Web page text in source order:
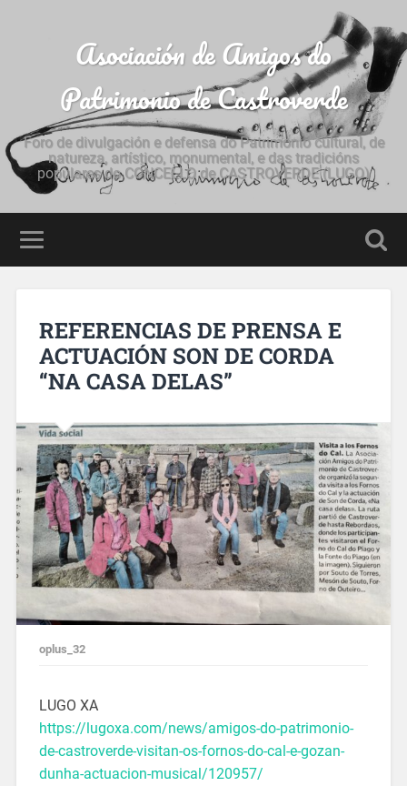
Asociación de Amigos do
Patrimonio de Castroverde
Foro de divulgación e defensa do Patrimonio cultural, de
natureza, artístico, monumental, e das tradicións
populares do CONCELLO de CASTROVERDE (LUGO)
REFERENCIAS DE PRENSA E
ACTUACIÓN SON DE CORDA
“NA CASA DELAS”
oplus_32
LUGO XA
https://lugoxa.com/news/amigos-do-patrimonio-
de-castroverde-visitan-os-fornos-do-cal-e-gozan-
dunha-actuacion-musical/120957/